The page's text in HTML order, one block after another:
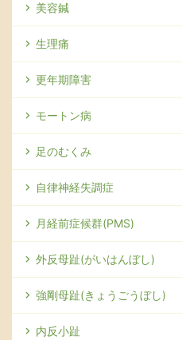
美容鍼
生理痛
更年期障害
モートン病
足のむくみ
自律神経失調症
月経前症候群(PMS)
外反母趾(がいはんぼし)
強剛母趾(きょうごうぼし)
内反小趾